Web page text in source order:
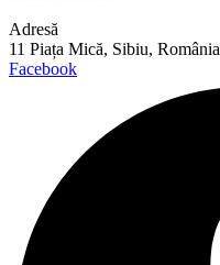
Adresă
11 Piața Mică, Sibiu, România
Facebook